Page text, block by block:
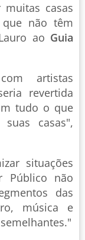
casas
não têm
ao Guia
artistas
revertida
tudo o que
casas",
situações
Público não
das
música e